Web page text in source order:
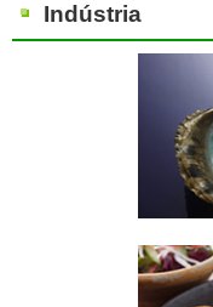
Indústria